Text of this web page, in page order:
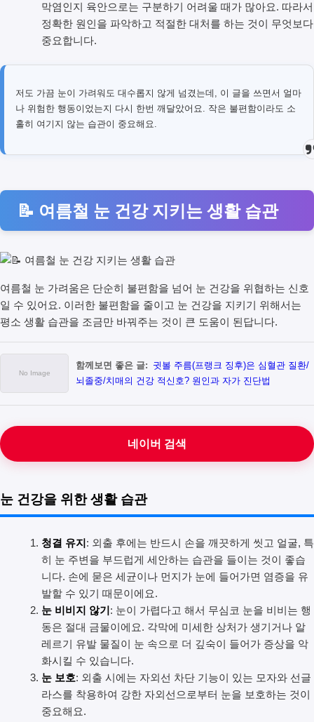
막염인지 육안으로는 구분하기 어려울 때가 많아요. 따라서
정확한 원인을 파악하고 적절한 대처를 하는 것이 무엇보다
중요합니다.
저도 가끔 눈이 가려워도 대수롭지 않게 넘겼는데, 이 글을 쓰면서 얼마
나 위험한 행동이었는지 다시 한번 깨달았어요. 작은 불편함이라도 소
홀히 여기지 않는 습관이 중요해요.
📝 여름철 눈 건강 지키는 생활 습관
여름철 눈 가려움은 단순히 불편함을 넘어 눈 건강을 위협하는 신호
일 수 있어요. 이러한 불편함을 줄이고 눈 건강을 지키기 위해서는
평소 생활 습관을 조금만 바꿔주는 것이 큰 도움이 된답니다.
함께보면 좋은 글: 귓볼 주름(프랭크 징후)은 심혈관 질환/
뇌졸중/치매의 건강 적신호? 원인과 자가 진단법
네이버 검색
눈 건강을 위한 생활 습관
청결 유지 : 외출 후에는 반드시 손을 깨끗하게 씻고 얼굴, 특
히 눈 주변을 부드럽게 세안하는 습관을 들이는 것이 좋습
니다. 손에 묻은 세균이나 먼지가 눈에 들어가면 염증을 유
발할 수 있기 때문이에요.
눈 비비지 않기 : 눈이 가렵다고 해서 무심코 눈을 비비는 행
동은 절대 금물이에요. 각막에 미세한 상처가 생기거나 알
레르기 유발 물질이 눈 속으로 더 깊숙이 들어가 증상을 악
화시킬 수 있습니다.
눈 보호: 외출 시에는 자외선 차단 기능이 있는 모자와 선글
라스를 착용하여 강한 자외선으로부터 눈을 보호하는 것이
중요해요.